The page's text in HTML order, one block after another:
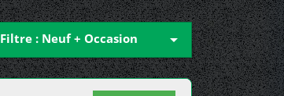
Filtre : Neuf + Occasion 